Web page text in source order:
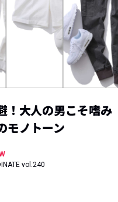
！大人の男こそ嗜み
モノトーン
vol.240